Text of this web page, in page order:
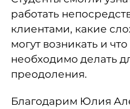
работать
клиентами, какие
могут возникать и что
необходимо делать
преодоления.
Благодарим Юлия